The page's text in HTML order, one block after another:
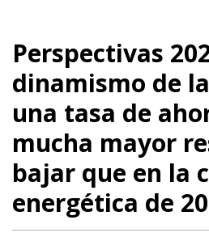
Perspectivas
dinamismo de
una tasa de
mucha mayor
bajar que en la
energética de